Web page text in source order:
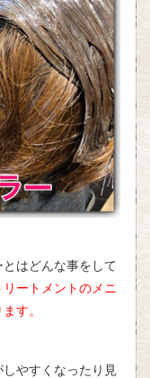
はどんな事をして
ートメントのメニ
す。
やすくなったり見